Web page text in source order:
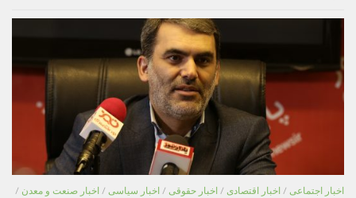
اخبار اجتماعی / اخبار اقتصادی / اخبار حقوقی / اخبار سیاسی / اخبار صنعت و معدن /